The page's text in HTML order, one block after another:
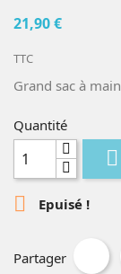
21,90 €
TTC
Grand sac à
Quantité

 Epuisé !
Partager